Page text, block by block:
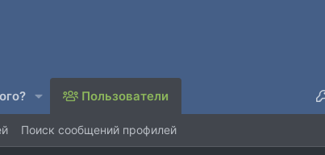
Пользователи
Поиск сообщений профилей